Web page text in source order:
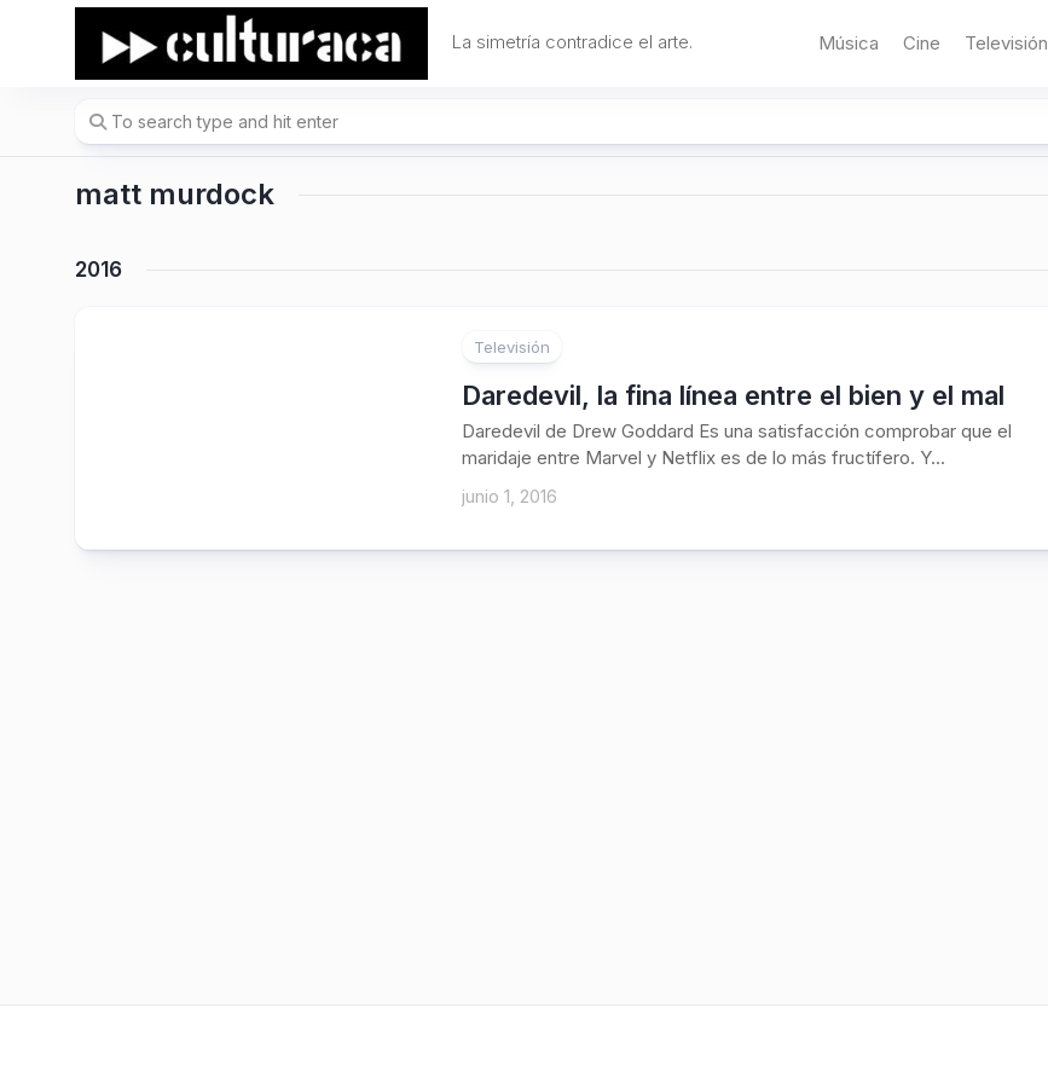
La simetría contradice el arte. Música Cine Televisión
matt murdock
2016
Televisión
Daredevil, la fina línea entre el bien y el mal
Daredevil de Drew Goddard Es una satisfacción comprobar que el
maridaje entre Marvel y Netflix es de lo más fructífero. Y...
junio 1, 2016